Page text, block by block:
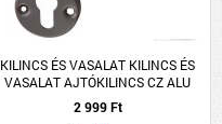
KILINCS ÉS VASALAT KILINCS ÉS
VASALAT AJTÓKILINCS CZ ALU
SZÜRKE LANA ROZETTÁS
2 999 Ft